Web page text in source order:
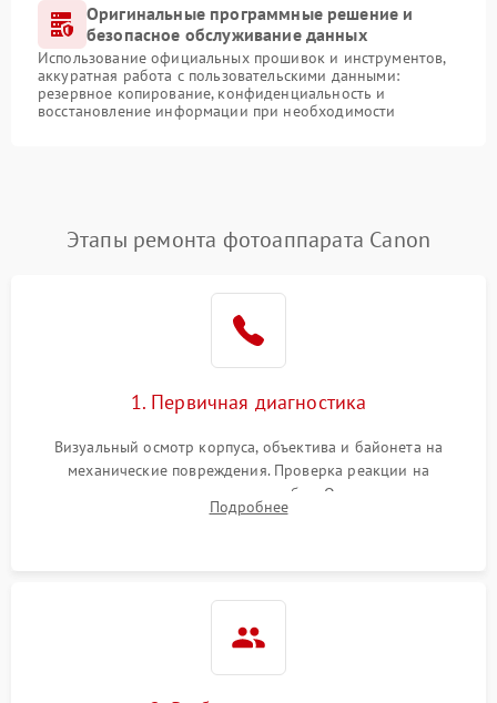
Оригинальные программные решение и
безопасное обслуживание данных
Использование официальных прошивок и инструментов,
аккуратная работа с пользовательскими данными:
резервное копирование, конфиденциальность и
восстановление информации при необходимости
Этапы ремонта фотоаппарата Canon
1. Первичная диагностика
Визуальный осмотр корпуса, объектива и байонета на
механические повреждения. Проверка реакции на
включение, считывание кодов ошибок. Оценка состояния
матрицы и затвора, проверка работы автофокуса и вспышки.
Подробнее